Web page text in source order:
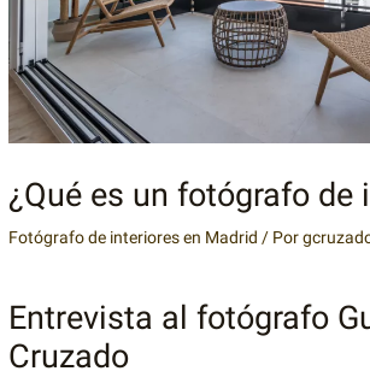
¿Qué es un fotógrafo de
Fotógrafo de interiores en Madrid / Por
Entrevista al fotógrafo
Cruzado